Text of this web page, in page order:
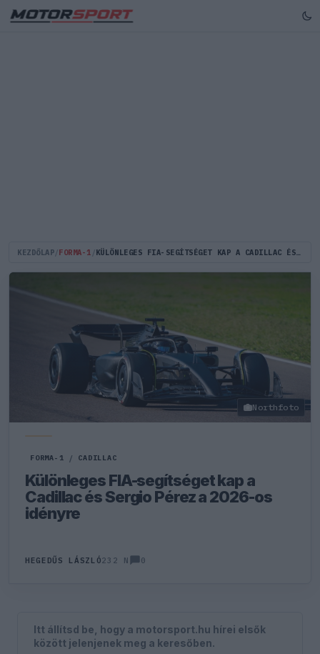
KEZDŐLAP FORMA-1 KÜLÖNLEGES FIA-SEGÍTSÉGET KAP A CADILLAC ÉS SERGIO PÉREZ A 2026-OS IDÉNYRE
Northfoto
FORMA-1 / CADILLAC
Különleges FIA-segítséget kap a
Cadillac és Sergio Pérez a 2026-os
idényre
HEGEDŰS LÁSZLÓ232 N 0
Itt állítsd be, hogy a motorsport.hu hírei elsők
között jelenjenek meg a keresőben.